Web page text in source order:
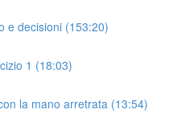
e decisioni (153:20)
1 (18:03)
la mano arretrata (13:54)